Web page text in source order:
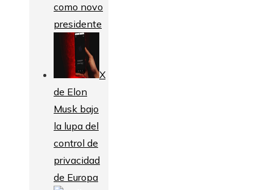
como novo
presidente
X
de Elon
Musk bajo
la lupa del
control de
privacidad
de Europa